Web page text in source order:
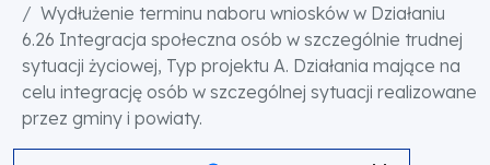
Wydłużenie terminu naboru wniosków w Działaniu
6.26 Integracja społeczna osób w szczególnie trudnej
sytuacji życiowej, Typ projektu A. Działania mające na
celu integrację osób w szczególnej sytuacji realizowane
przez gminy i powiaty.